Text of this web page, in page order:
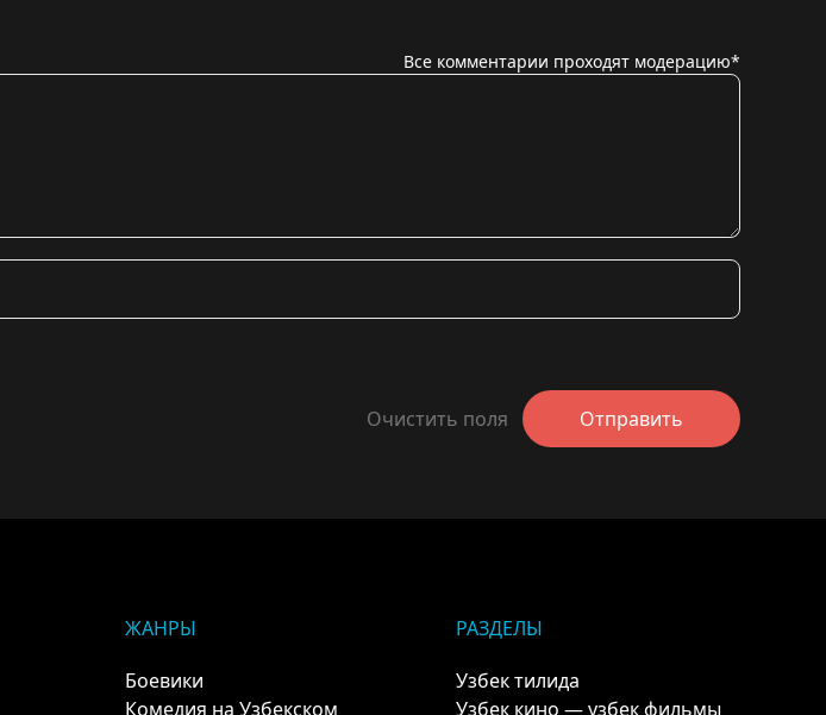
Все комментарии проходят модерацию*
Очистить поля Отправить
ЖАНРЫ
Боевики
Комедия на Узбекском
РАЗДЕЛЫ
Узбек тилида
Узбек кино — узбек фильмы